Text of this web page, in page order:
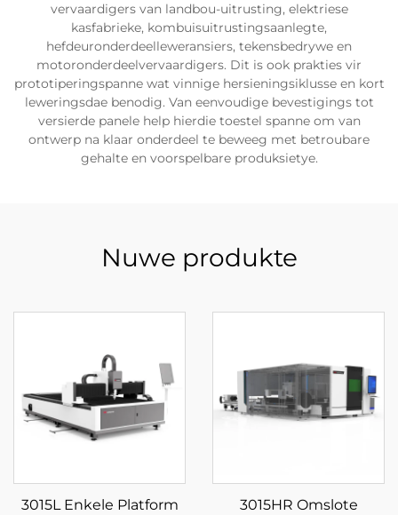
vervaardigers van landbou-uitrusting, elektriese
kasfabrieke, kombuisuitrustingsaanlegte,
hefdeuronderdeelleweransiers, tekensbedrywe en
motoronderdeelvervaardigers. Dit is ook prakties vir
prototiperingspanne wat vinnige hersieningsiklusse en kort
leweringsdae benodig. Van eenvoudige bevestigings tot
versierde panele help hierdie toestel spanne om van
ontwerp na klaar onderdeel te beweeg met betroubare
gehalte en voorspelbare produksietye.
Nuwe produkte
3015L Enkele Platform
3015HR Omslote